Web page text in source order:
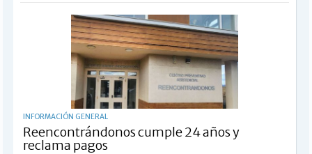
INFORMACIÓN GENERAL
Reencontrándonos cumple 24 años y
reclama pagos